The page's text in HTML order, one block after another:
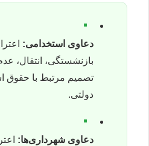
▪
دعاوی استخدامی:
بازنشستگی، انتقال،
تصمیم مرتبط با حقوق
دولتی.
▪
دعاوی شهرداری‌ها: